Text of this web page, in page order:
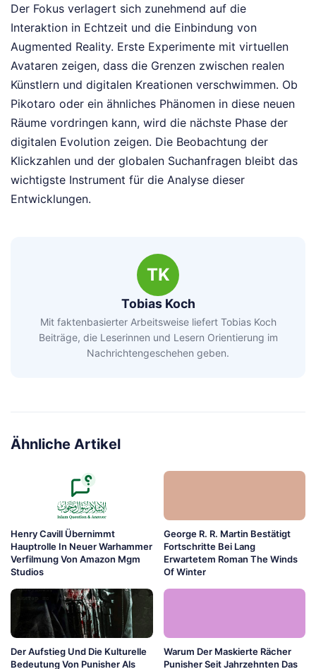
Der Fokus verlagert sich zunehmend auf die
Interaktion in Echtzeit und die Einbindung von
Augmented Reality. Erste Experimente mit virtuellen
Avataren zeigen, dass die Grenzen zwischen realen
Künstlern und digitalen Kreationen verschwimmen. Ob
Pikotaro oder ein ähnliches Phänomen in diese neuen
Räume vordringen kann, wird die nächste Phase der
digitalen Evolution zeigen. Die Beobachtung der
Klickzahlen und der globalen Suchanfragen bleibt das
wichtigste Instrument für die Analyse dieser
Entwicklungen.
TK
Tobias Koch
Mit faktenbasierter Arbeitsweise liefert Tobias Koch
Beiträge, die Leserinnen und Lesern Orientierung im
Nachrichtengeschehen geben.
Ähnliche Artikel
Henry Cavill Übernimmt
Hauptrolle In Neuer Warhammer
Verfilmung Von Amazon Mgm
Studios
George R. R. Martin Bestätigt
Fortschritte Bei Lang
Erwartetem Roman The Winds
Of Winter
Der Aufstieg Und Die Kulturelle
Bedeutung Von Punisher Als
Warum Der Maskierte Rächer
Punisher Seit Jahrzehnten Das